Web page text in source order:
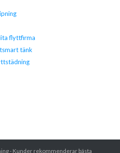
flyttfirma
tänk
- Kunder rekommenderar bästa